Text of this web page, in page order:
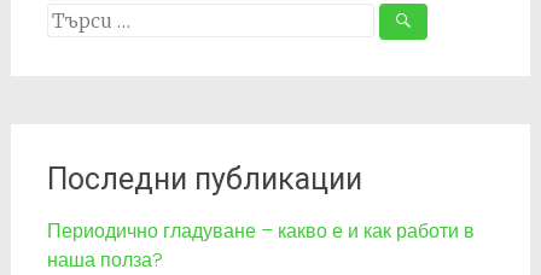
Search
Последни публикации
Периодично гладуване – какво е и как работи в
наша полза?